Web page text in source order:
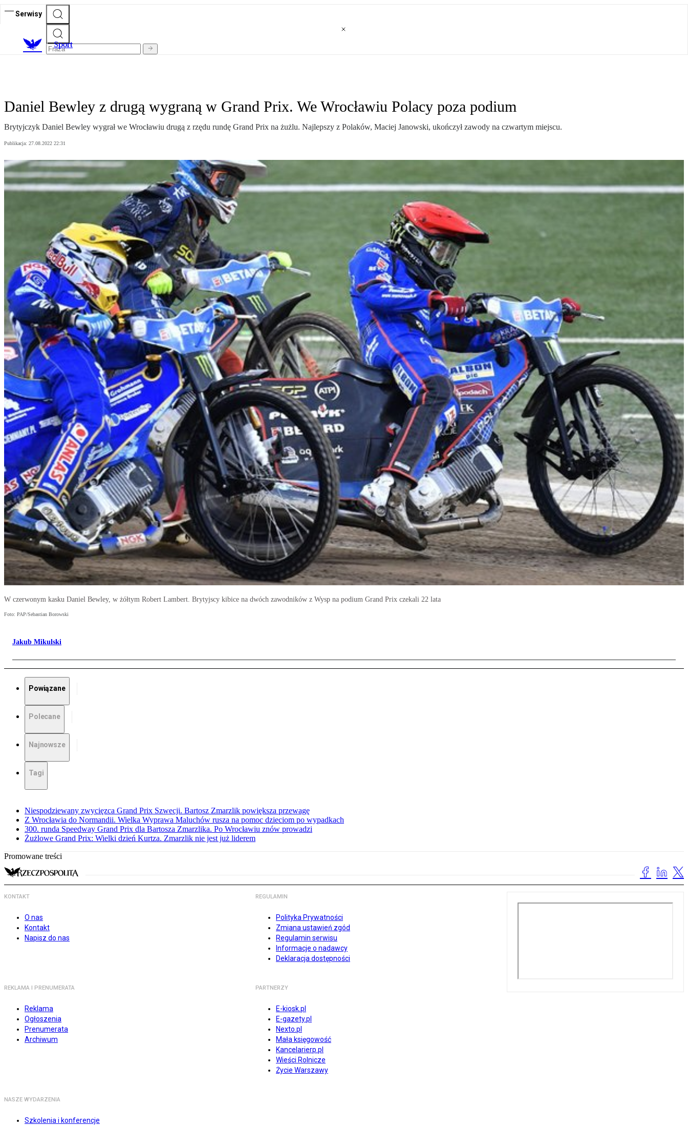
Serwisy
Sport
Daniel Bewley z drugą wygraną w Grand Prix. We Wrocławiu Polacy poza podium
Brytyjczyk Daniel Bewley wygrał we Wrocławiu drugą z rzędu rundę Grand Prix na żużlu. Najlepszy z Polaków, Maciej Janowski, ukończył zawody na czwartym miejscu.
Publikacja: 27.08.2022 22:31
W czerwonym kasku Daniel Bewley, w żółtym Robert Lambert. Brytyjscy kibice na dwóch zawodników z Wysp na podium Grand Prix czekali 22 lata
Foto: PAP/Sebastian Borowski
Jakub Mikulski
Powiązane
Polecane
Najnowsze
Tagi
Niespodziewany zwycięzca Grand Prix Szwecji. Bartosz Zmarzlik powiększa przewagę
Z Wrocławia do Normandii. Wielka Wyprawa Maluchów rusza na pomoc dzieciom po wypadkach
300. runda Speedway Grand Prix dla Bartosza Zmarzlika. Po Wrocławiu znów prowadzi
Żużlowe Grand Prix: Wielki dzień Kurtza. Zmarzlik nie jest już liderem
Promowane treści
KONTAKT
O nas
Kontakt
Napisz do nas
REGULAMIN
Polityka Prywatności
Zmiana ustawień zgód
Regulamin serwisu
Informacje o nadawcy
Deklaracja dostępności
REKLAMA I PRENUMERATA
Reklama
Ogłoszenia
Prenumerata
Archiwum
PARTNERZY
E-kiosk.pl
E-gazety.pl
Nexto.pl
Mała księgowość
Kancelarierp.pl
Wieści Rolnicze
Życie Warszawy
NASZE WYDARZENIA
Szkolenia i konferencje